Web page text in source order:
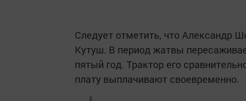
Следует отметить, что Александр
Кутуш. В период жатвы
пятый год. Трактор его
плату выплачивают своевременно.